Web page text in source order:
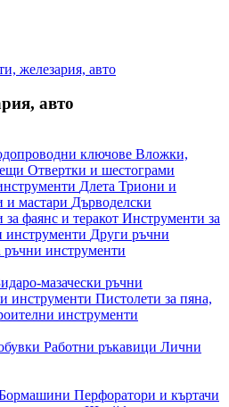
железария, авто
авто
ключове Вложки,
Отвертки и шестограми
Длета Триони и
и мастари Дърводелски
фаянс и теракот Инструменти за
Други ръчни
ръчни инструменти
мазачески ръчни
инструменти Пистолети за пяна,
инструменти
Работни ръкавици Лични
Перфоратори и къртачи